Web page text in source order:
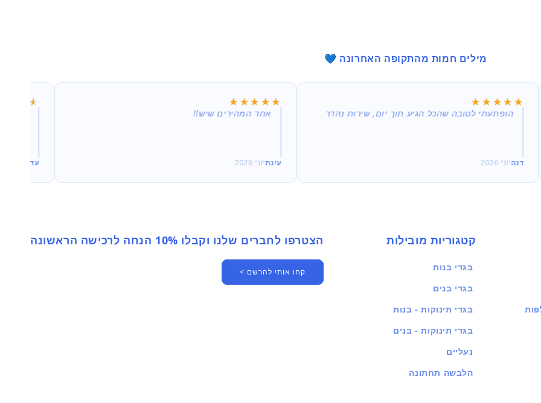
מילים חמות מהתקופה האחרונה 💙
★★★★★
★★★★★
הופתעתי לטובה שהכל הגיע תוך יום, שירות נהדר
דנהיוני 2026
★★★★★
★★★★★
אחד המהירים שיש!!
עינתיוני 2026 עדי
קטגוריות מובילות
בגדי בנות
בגדי בנים
בגדי תינוקות - בנות
בגדי תינוקות - בנים
נעליים
הלבשה תחתונה
הצטרפו לחברים שלנו וקבלו 10% הנחה לרכישה הראשונה
קחו אותי להרשם >